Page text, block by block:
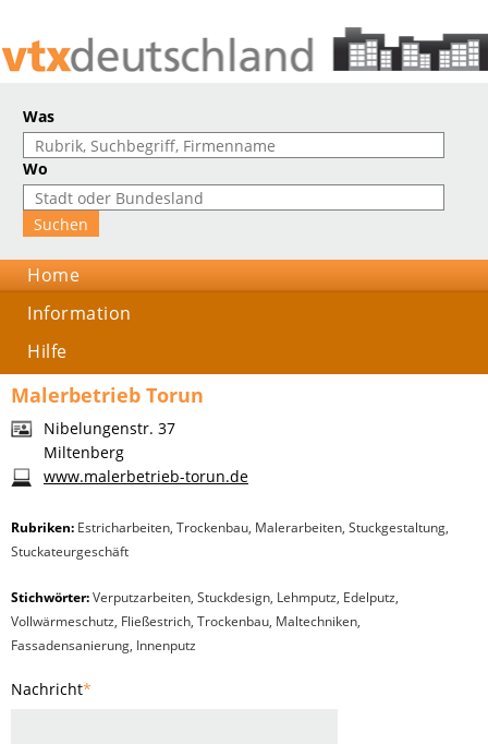
Was
Wo
Home
Information
Hilfe
Malerbetrieb Torun
Nibelungenstr. 37
Miltenberg
www.malerbetrieb-torun.de
Rubriken: Estricharbeiten, Trockenbau, Malerarbeiten, Stuckgestaltung,
Stuckateurgeschäft
Stichwörter:Verputzarbeiten, Stuckdesign, Lehmputz, Edelputz,
Vollwärmeschutz, Fließestrich, Trockenbau, Maltechniken,
Fassadensanierung, Innenputz
Nachricht*